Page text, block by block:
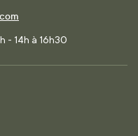
- 14h à 16h30